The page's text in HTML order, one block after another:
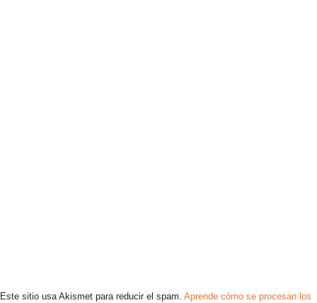
Este sitio usa Akismet para reducir el spam. Aprende cómo se procesan los